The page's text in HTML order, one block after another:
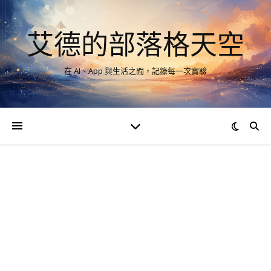
艾德的部落格天空
在 AI、App 與生活之間，記錄每一次實驗